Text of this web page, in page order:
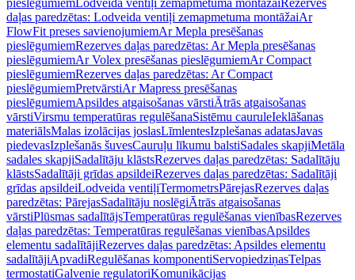
pieslēgumiemLodveida ventiļi zemapmetuma montāžaiRezerves
daļas paredzētas: Lodveida ventiļi zemapmetuma montāžaiAr
FlowFit preses savienojumiemAr Mepla presēšanas
pieslēgumiemRezerves daļas paredzētas: Ar Mepla presēšanas
pieslēgumiemAr Volex presēšanas pieslēgumiemAr Compact
pieslēgumiemRezerves daļas paredzētas: Ar Compact
pieslēgumiemPretvārstiAr Mapress presēšanas
pieslēgumiemApsildes atgaisošanas vārstiĀtrās atgaisošanas
vārstiVirsmu temperatūras regulēšanaSistēmu cauruleIeklāšanas
materiālsMalas izolācijas joslasLīmlentesIzplešanas adatasJavas
piedevasIzplešanās šuvesCauruļu līkumu balstiSadales skapjiMetāla
sadales skapjiSadalītāju klāstsRezerves daļas paredzētas: Sadalītāju
klāstsSadalītāji grīdas apsildeiRezerves daļas paredzētas: Sadalītāji
grīdas apsildeiLodveida ventiļiTermometrsPārejasRezerves daļas
paredzētas: PārejasSadalītāju noslēgiĀtrās atgaisošanas
vārstiPlūsmas sadalītājsTemperatūras regulēšanas vienībasRezerves
daļas paredzētas: Temperatūras regulēšanas vienībasApsildes
elementu sadalītājiRezerves daļas paredzētas: Apsildes elementu
sadalītājiApvadiRegulēšanas komponentiServopiedziņasTelpas
termostatiGalvenie regulatoriKomunikācijas